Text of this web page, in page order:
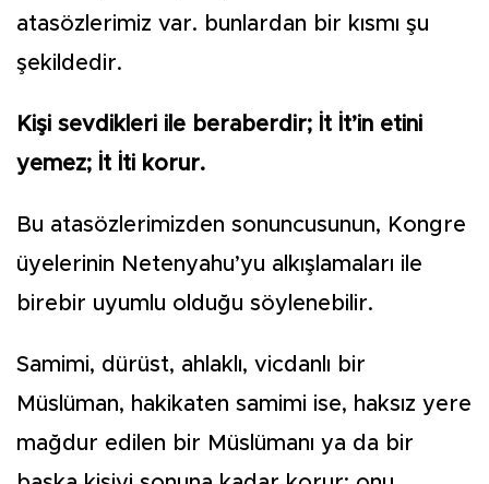
atasözlerimiz var. bunlardan bir kısmı şu
şekildedir.
Kişi sevdikleri ile beraberdir; İt İt’in etini
yemez; İt İti korur.
Bu atasözlerimizden sonuncusunun, Kongre
üyelerinin Netenyahu’yu alkışlamaları ile
birebir uyumlu olduğu söylenebilir.
Samimi, dürüst, ahlaklı, vicdanlı bir
Müslüman, hakikaten samimi ise, haksız yere
mağdur edilen bir Müslümanı ya da bir